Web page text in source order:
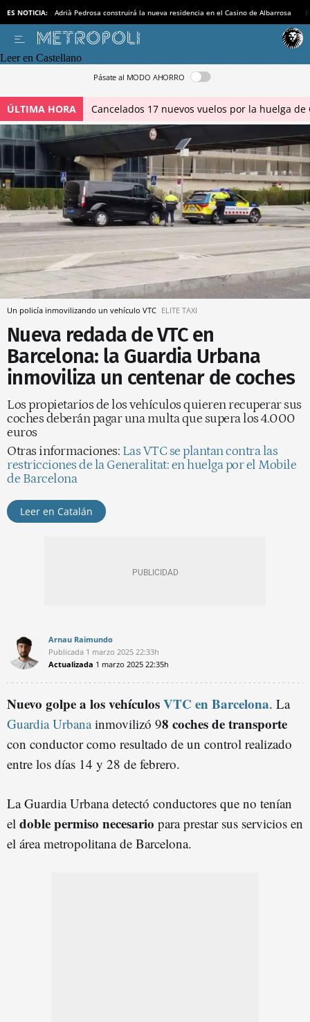
ES NOTICIA: Adrià Pedrosa construirá la nueva residencia en el Casino de Albarrosa
Leer en Castellano
Pásate al MODO AHORRO
ÚLTIMA HORA Cancelados 17 nuevos vuelos por la huelga
Un policía inmovilizando un vehículo VTC ELITE TAXI
Nueva redada de VTC en
Barcelona: la Guardia Urbana
inmoviliza un centenar de coches
Los propietarios de los vehículos quieren recuperar sus
coches deberán pagar una multa que supera los 4.000
euros
Otras informaciones: Las VTC se plantan contra las
restricciones de la Generalitat: en huelga por el Mobile
de Barcelona
Leer en Catalán
Arnau Raimundo
Publicada 1 marzo 2025 22:33h
Actualizada 1 marzo 2025 22:35h
Nuevo golpe a los vehículosVTC en Barcelona. La
Guardia Urbanainmovilizó 98 coches de transporte
con conductor como resultado de un control realizado
entre los días 14 y 28 de febrero.
La Guardia Urbana detectó conductores que no tenían
el doble permiso necesario para prestar sus servicios en
el área metropolitana de Barcelona.